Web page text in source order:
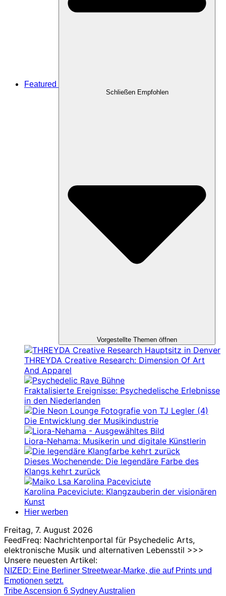
Featured
Schließen Empfohlen
Vorgestellte Themen öffnen
THREYDA Creative Research: Dimension Of Art
And Apparel
Fraktalisierte Ereignisse: Psychedelische Erlebnisse
in den Niederlanden
Die Entwicklung der Musikindustrie
Liora-Nehama: Musikerin und digitale Künstlerin
Dieses Wochenende: Die legendäre Farbe des
Klangs kehrt zurück
Karolina Paceviciute: Klangzauberin der visionären
Kunst
Hier werben
Freitag, 7. August 2026
FeedFreq: Nachrichtenportal für Psychedelic Arts,
elektronische Musik und alternativen Lebensstil >>>
Unsere neuesten Artikel:
NIZED: Eine Berliner Streetwear-Marke, die auf Prints und
Emotionen setzt.
Tribe Ascension 6 Sydney Australien